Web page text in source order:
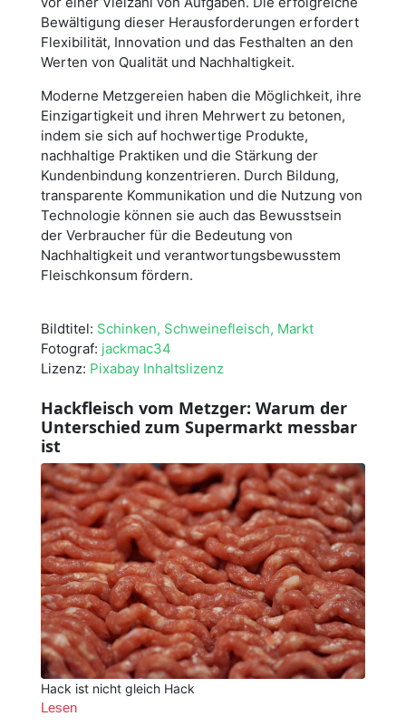
Bewältigung dieser Herausforderungen erfordert
Flexibilität, Innovation und das Festhalten an den
Werten von Qualität und Nachhaltigkeit.
Moderne Metzgereien haben die Möglichkeit, ihre
Einzigartigkeit und ihren Mehrwert zu betonen,
indem sie sich auf hochwertige Produkte,
nachhaltige Praktiken und die Stärkung der
Kundenbindung konzentrieren. Durch Bildung,
transparente Kommunikation und die Nutzung von
Technologie können sie auch das Bewusstsein
der Verbraucher für die Bedeutung von
Nachhaltigkeit und verantwortungsbewusstem
Fleischkonsum fördern.
Bildtitel: Schinken, Schweinefleisch, Markt
Fotograf: jackmac34
Lizenz: Pixabay Inhaltslizenz
Hackfleisch vom Metzger: Warum der
Unterschied zum Supermarkt messbar
ist
Hack ist nicht gleich Hack
Lesen